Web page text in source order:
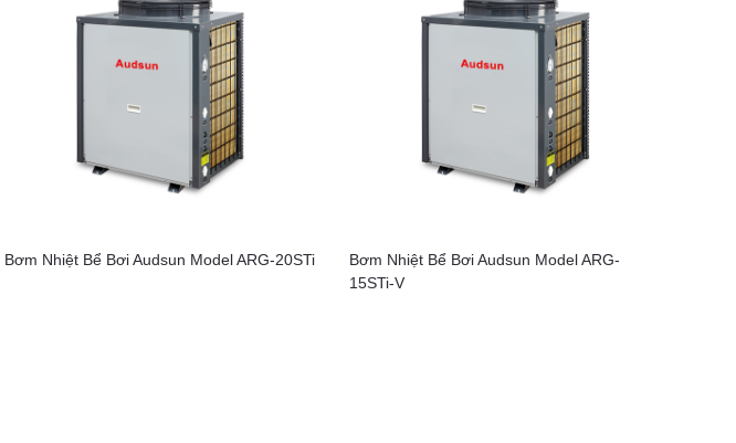
Bơm Nhiệt Bể Bơi Audsun Model ARG-20STi
Bơm Nhiệt Bể Bơi Audsun Model ARG-
15STi-V